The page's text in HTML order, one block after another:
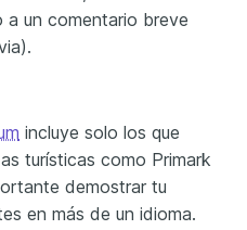
un comentario breve
incluye solo los que
turísticas como Primark
demostrar tu
en más de un idioma.